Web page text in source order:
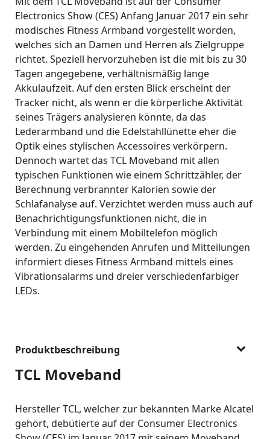
Electronics Show (CES) Anfang Januar 2017 ein sehr
modisches Fitness Armband vorgestellt worden,
welches sich an Damen und Herren als Zielgruppe
richtet. Speziell hervorzuheben ist die mit bis zu 30
Tagen angegebene, verhältnismäßig lange
Akkulaufzeit. Auf den ersten Blick erscheint der
Tracker nicht, als wenn er die körperliche Aktivität
seines Trägers analysieren könnte, da das
Lederarmband und die Edelstahllünette eher die
Optik eines stylischen Accessoires verkörpern.
Dennoch wartet das TCL Moveband mit allen
typischen Funktionen wie einem Schrittzähler, der
Berechnung verbrannter Kalorien sowie der
Schlafanalyse auf. Verzichtet werden muss auch auf
Benachrichtigungsfunktionen nicht, die in
Verbindung mit einem Mobiltelefon möglich
werden. Zu eingehenden Anrufen und Mitteilungen
informiert dieses Fitness Armband mittels eines
Vibrationsalarms und dreier verschiedenfarbiger
LEDs.
Produktbeschreibung
TCL Moveband
Hersteller TCL, welcher zur bekannten Marke Alcatel
gehört, debütierte auf der Consumer Electronics